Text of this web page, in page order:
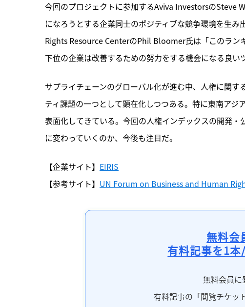
今回のプロジェクトに参加するAviva InvestorsのSteve
になろうとする企業同士のポジティブな競争環境を生
Rights Resource CenterのPhil Bloomer氏は「このラン
下位の企業は改善するための努力をする機会になる良い
サプライチェーンのグローバル化が進む中、人権に関
ティ課題の一つとして顕在化しつつある。特に東南ア
表面化してきている。今回の人権インデックスの開発
に変わっていくのか、今後も注目だ。
【企業サイト】 EIRIS
【参考サイト】 UN Forum on Business and Human
無料会
有料記事を1
無料会員に
有料記事の「閲覧チケッ